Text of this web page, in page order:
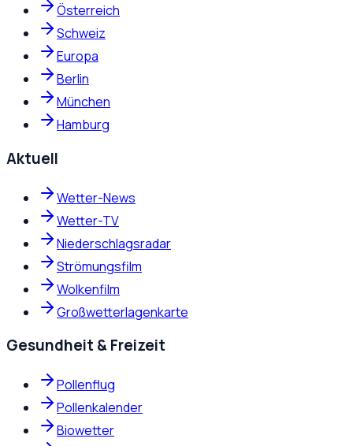
Österreich
Schweiz
Europa
Berlin
München
Hamburg
Aktuell
Wetter-News
Wetter-TV
Niederschlagsradar
Strömungsfilm
Wolkenfilm
Großwetterlagenkarte
Gesundheit & Freizeit
Pollenflug
Pollenkalender
Biowetter